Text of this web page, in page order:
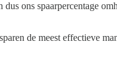
ons spaarpercentage
de meest effectieve